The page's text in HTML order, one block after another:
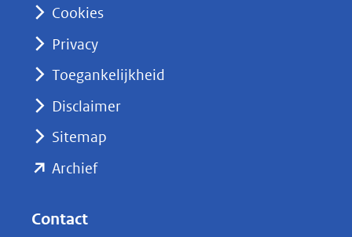
nieuw
naar
Cookies
Privacy
Toegankelijkheid
Disclaimer
Sitemap
Archief(opent
Contact